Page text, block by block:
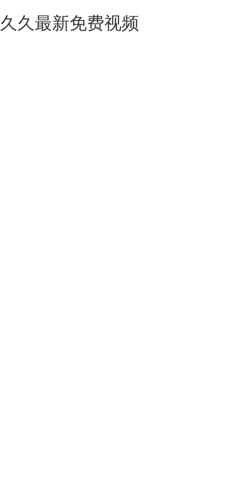
久久最新免费视频